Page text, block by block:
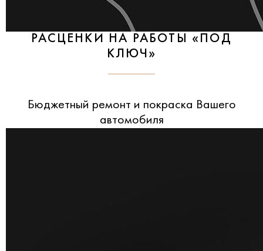
РАСЦЕНКИ НА РАБОТЫ «ПОД
КЛЮЧ»
Бюджетный ремонт и покраска Вашего
автомобиля